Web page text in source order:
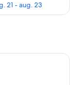
21 - aug. 23
med en stor seng,